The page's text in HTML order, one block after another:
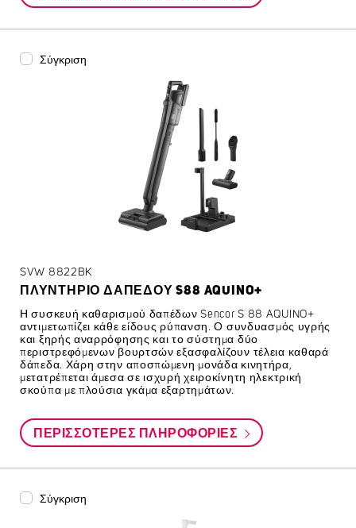
Σύγκριση
SVW 8822BK
ΠΛΥΝΤΉΡΙΟ ΔΑΠΈΔΟΥ S88 AQUINO+
Η συσκευή καθαρισμού δαπέδων Sencor S 88 AQUINO+
αντιμετωπίζει κάθε είδους ρύπανση. Ο συνδυασμός υγρής
και ξηρής αναρρόφησης και το σύστημα δύο
περιστρεφόμενων βουρτσών εξασφαλίζουν τέλεια καθαρά
δάπεδα. Χάρη στην αποσπώμενη μονάδα κινητήρα,
μετατρέπεται άμεσα σε ισχυρή χειροκίνητη ηλεκτρική
σκούπα με πλούσια γκάμα εξαρτημάτων.
ΠΕΡΙΣΣΌΤΕΡΕΣ ΠΛΗΡΟΦΟΡΊΕΣ
Σύγκριση